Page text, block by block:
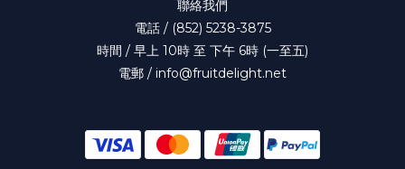
聯絡我們
電話 / (852) 5238-3875
時間 / 早上 10時 至 下午 6時 (一至五)
電郵 / info@fruitdelight.net